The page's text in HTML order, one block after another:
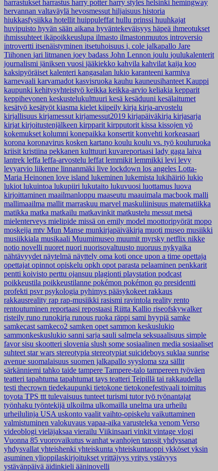
harrastukset harrastus harry potterharry styles helsinki hemingway
hervannan valtaväylä hevosmessut hiljaisuus historia
hiukkasfysiikka hotellit huippuleffat hullu prinssi huuhkajat
huvipuisto hyvän sään aikana hyväntekeväisyys häpeä ihmeotukset
ihmissuhteet ikäpoikkeuslupa ilmasto ilmastonmuutos introversio
introvertti itsenäistyminen itsetuhoisuus j. cole jalkapallo Jare
Tiihonen jari litmanen joey badass John Lennon joulu joulukalenterit
journalismi jäniksen vuosi jääkiekko kahvila kahvilat kaija koo
kaksipyöräiset kalenteri kangasalan lukio karanteeni karmiva
karnevaali karvamadot kasvisruoka kauhu kauneusihanteet Kauppi
kaupunki kehitysyhteistyö keikka keikka-arvio keliakia kepparit
keppihevonen keskustelukulttuuri kesä kesäduuni kesälaitumet
kesätyö kesätyöt kiasma kielet kiipeily kirja kirja-arvostelu
kirjallisuus kirjamessut kirjamessut2019 kirjapäiväkirja kirjasarja
kirjat kirjoitustenjälkeen kirpparit kirpputorit kissa kissojen yö
kokemukset kolumni konepaikka konsertit konvehti korkeasaari
korona koronavirus kosken kartano koulu koulu vs. työ kouluruoka
kriisit kristiina pekkanen kulttuuri kuvareportaasi lady gaga laiva
lantrek leffa leffa-arvostelu leffat lemmikit lemmikki levi levy
levyarvio liikenne linnanmäki live lockdown los angeles Lotta-
Maria Heinonen love island lukeminen lukemista lukihäiriö lukio
lukiot lukuintoa lukupiiri lukutaito lukuvuosi luottamus luova
kirjoittaminen maailmanloppu maaseutu maauimala macbook malli
mallimaailma mallit marraskuu marvel maskuliinisuus matematiikka
matikka matka matkailu matkavinkit matkustelu messut metsä
mielenterveys mielipide missä on emily model moottoripyörät mopo
moskeija mtv Mun Manse munkirjapäiväkirja muoti museo musiikki
musiikkiala musikaali Muumimuseo muumit myrsky netflix nikke
notio novelli nuoret nuori nuorisovaltuusto nuoruus nykyaika
nähtävyydet näytelmä näyttely oma koti once upon a time opettaja
opettajat opinnot opiskelu opkh opot parasta pelaaminen penkkarit
pentti koivisto perttu ojansuu plagionti playstation podcast
poikkeustila poikkeustilanne pokémon pokémon go presidentti
profekti psvrpsykologia pyhimys pääsykokeet rakkaus
rakkausreality rap rap-musiikki rasismi ravintola reality rento
rentoutuminen reportaasi repostaasi Riitta Kallio riseofskywalker
risteily runo runokirja runous ruoka räppi sami hyypiä samke
samkecast samkeco2 samken opet sammon keskuslukio
sammonkeskuslukio sanni sarja sauli salmela seksuaalisuus simple
favorsisu skootteri slovenia slush some sosiaalinen media sosiaaliset
suhteet star wars stereotypia stereotypiat suicideboys suklaa sunrise
avenue suomalaisuus suomen jalkapallo syysloma sza sällit
särkänniemi tahko taide tampere Tampere-talo tampereen työväen
teatteri tapahtuma tapahtumat tays teatteri Teipillä tai rakkaudella
testi thecrown tiedekaupunki tietokone tietokonefestivaali toimitus
toyota TPS ttt tulevaisuus tunteet turismi tutortyö työnantajat
työnhaku työntekijä ulkoilma ulkomailla unelma ura urheilu
urheilulinja USA uskonto vaalit vaihto-opiskelu vaikuttaminen
valmistuminen valokuvaus vapaa-aika varusteleka venom Verso
videoblogi vieläjaksaa vierailu Viikinsaari vinkit vintage vlogi
Vuonna 85 vuorovaikutus wanhat wanhojen tanssit yhdyssanat
yhdysvallat yhteishenki yhteiskunta yhteiskuntaoppi ykköset yksin
asuminen ylioppilaskirjoitukset yrittäjyys yritys ystävyys
ystävänpäivä äidinkieli ääninovelli